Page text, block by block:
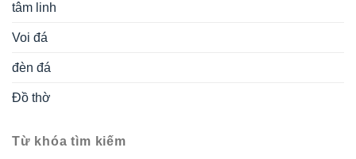
tâm linh
Voi đá
đèn đá
Đồ thờ
Từ khóa tìm kiếm